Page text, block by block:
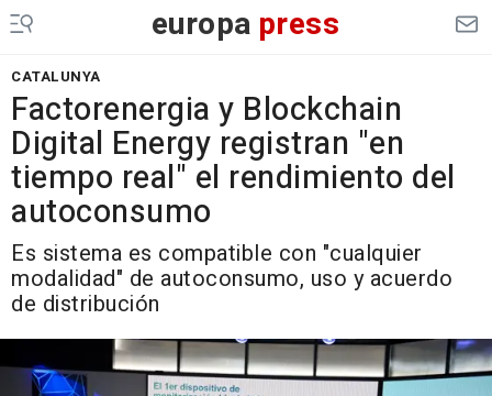
europa press
CATALUNYA
Factorenergia y Blockchain
Digital Energy registran "en
tiempo real" el rendimiento del
autoconsumo
Es sistema es compatible con "cualquier
modalidad" de autoconsumo, uso y acuerdo
de distribución